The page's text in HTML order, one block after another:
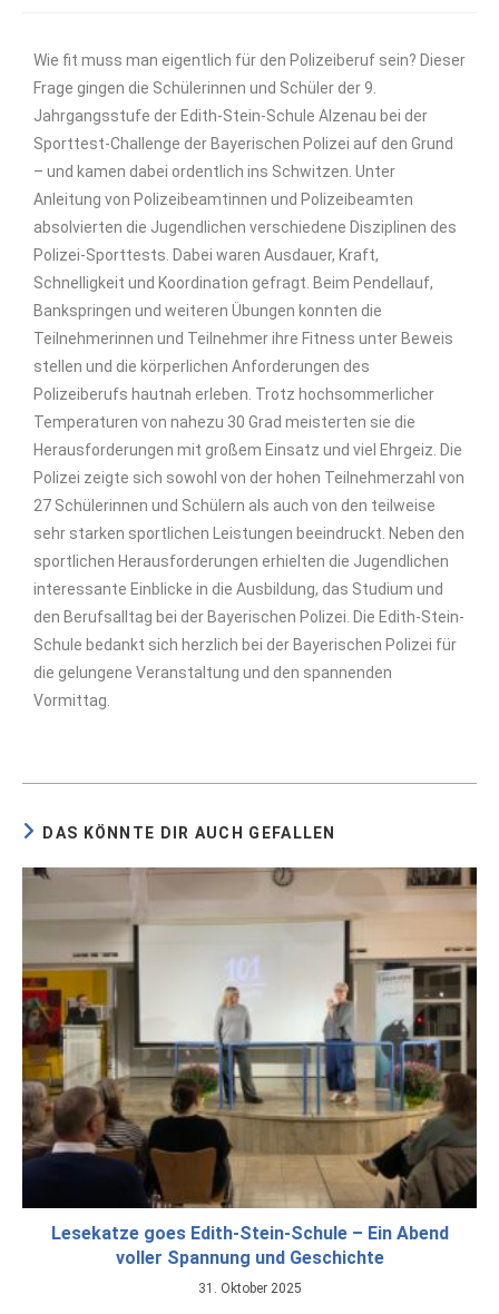
Wie fit muss man eigentlich für den Polizeiberuf sein? Dieser
Frage gingen die Schülerinnen und Schüler der 9.
Jahrgangsstufe der Edith-Stein-Schule Alzenau bei der
Sporttest-Challenge der Bayerischen Polizei auf den Grund
– und kamen dabei ordentlich ins Schwitzen. Unter
Anleitung von Polizeibeamtinnen und Polizeibeamten
absolvierten die Jugendlichen verschiedene Disziplinen des
Polizei-Sporttests. Dabei waren Ausdauer, Kraft,
Schnelligkeit und Koordination gefragt. Beim Pendellauf,
Bankspringen und weiteren Übungen konnten die
Teilnehmerinnen und Teilnehmer ihre Fitness unter Beweis
stellen und die körperlichen Anforderungen des
Polizeiberufs hautnah erleben. Trotz hochsommerlicher
Temperaturen von nahezu 30 Grad meisterten sie die
Herausforderungen mit großem Einsatz und viel Ehrgeiz. Die
Polizei zeigte sich sowohl von der hohen Teilnehmerzahl von
27 Schülerinnen und Schülern als auch von den teilweise
sehr starken sportlichen Leistungen beeindruckt. Neben den
sportlichen Herausforderungen erhielten die Jugendlichen
interessante Einblicke in die Ausbildung, das Studium und
den Berufsalltag bei der Bayerischen Polizei. Die Edith-Stein-
Schule bedankt sich herzlich bei der Bayerischen Polizei für
die gelungene Veranstaltung und den spannenden
Vormittag.
DAS KÖNNTE DIR AUCH GEFALLEN
Lesekatze goes Edith-Stein-Schule – Ein Abend
voller Spannung und Geschichte
31. Oktober 2025